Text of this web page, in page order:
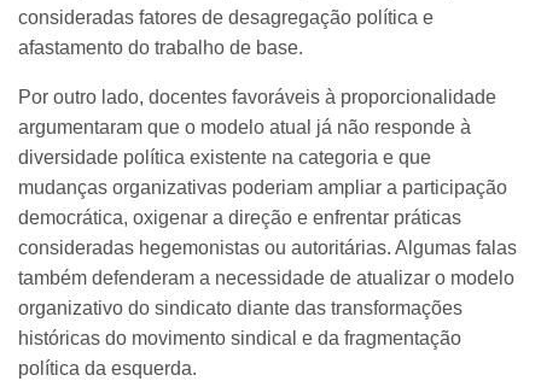
consideradas fatores de desagregação política e
afastamento do trabalho de base.
Por outro lado, docentes favoráveis à proporcionalidade
argumentaram que o modelo atual já não responde à
diversidade política existente na categoria e que
mudanças organizativas poderiam ampliar a participação
democrática, oxigenar a direção e enfrentar práticas
consideradas hegemonistas ou autoritárias. Algumas falas
também defenderam a necessidade de atualizar o modelo
organizativo do sindicato diante das transformações
históricas do movimento sindical e da fragmentação
política da esquerda.